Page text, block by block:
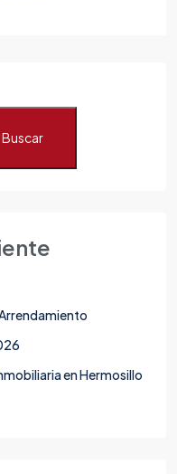
Buscar
en Hermosillo